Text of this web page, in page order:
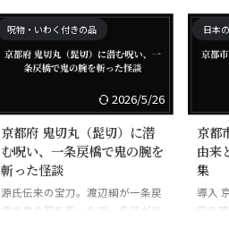
呪物・いわく付きの品
2026/5/26
京都府 鬼切丸（髭切）に潜
む呪い、一条戻橋で鬼の腕を
斬った怪談
源氏伝来の宝刀。渡辺綱が一条戻
橋で鬼の腕を斬った刀。名前が何
日本
京都
由来
集
導入
図を